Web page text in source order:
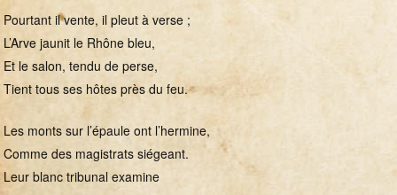
Pourtant il vente, il pleut à verse ;
L’Arve jaunit le Rhône bleu,
Et le salon, tendu de perse,
Tient tous ses hôtes près du feu.
Les monts sur l’épaule ont l’hermine,
Comme des magistrats siégeant.
Leur blanc tribunal examine